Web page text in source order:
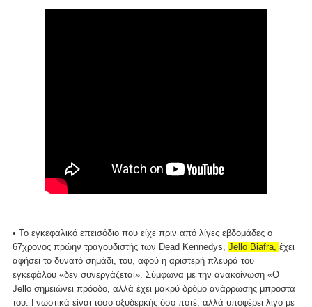
• Το εγκεφαλικό επεισόδιο που είχε πριν από λίγες εβδομάδες ο
67χρονος πρώην τραγουδιστής των Dead Kennedys, Jello Biafra, έχει
αφήσει το δυνατό σημάδι, του, αφού η αριστερή πλευρά του
εγκεφάλου «δεν συνεργάζεται». Σύμφωνα με την ανακοίνωση «Ο
Jello σημειώνει πρόοδο, αλλά έχει μακρύ δρόμο ανάρρωσης μπροστά
του. Γνωστικά είναι τόσο οξυδερκής όσο ποτέ, αλλά υποφέρει λίγο με